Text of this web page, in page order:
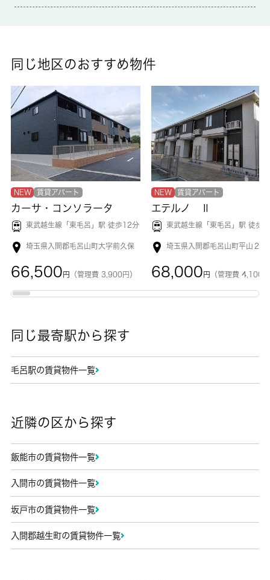
を解決して参りました。入間郡毛呂山町地域の不動産情報をお求
同じ地区のおすすめ物件
NEW 賃貸アパート
カーサ・コンソラータ
東武越生線「 東毛呂 」駅 徒歩12分
埼玉県入間郡毛呂山町大字前久保
66,500 円 （管理費 3,900円）
NEW 賃貸アパート
エテルノ Ⅱ
東武越生線「東毛呂 」駅 徒歩6
埼玉県入間郡毛呂山町平山２丁
68,000 円 （管理費 4,100
同じ最寄駅から探す
毛呂駅の賃貸物件一覧
近隣の区から探す
飯能市の賃貸物件一覧
入間市の賃貸物件一覧
坂戸市の賃貸物件一覧
入間郡越生町の賃貸物件一覧